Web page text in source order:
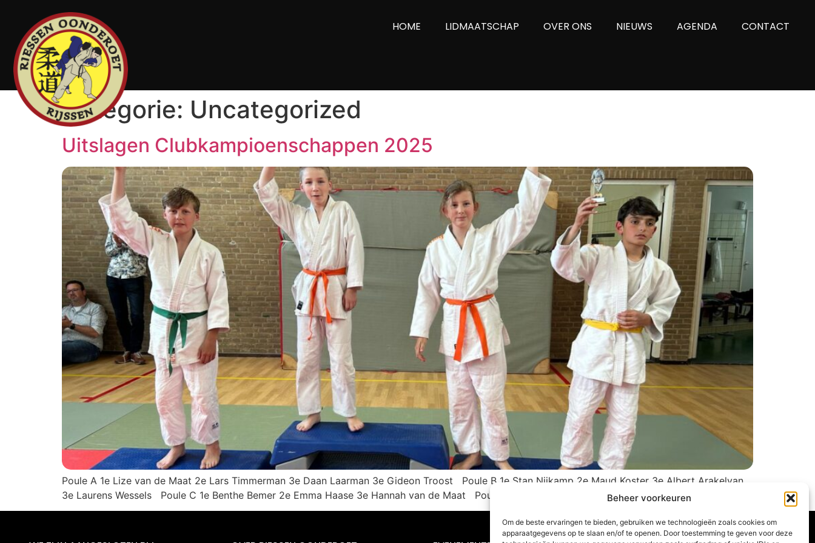
Beheer voorkeuren
Om de beste ervaringen te bieden, gebruiken we technologieën zoals cookies om
apparaatgegevens op te slaan en/of te openen. Door toestemming te geven voor deze
HOME LIDMAATSCHAP OVER ONS NIEUWS AGENDA CONTACT
Categorie: Uncategorized
Uitslagen Clubkampioenschappen 2025
Poule A 1e Lize van de Maat 2e Lars Timmerman 3e Daan Laarman 3e Gideon Troost Poule B 1e Stan Nijkamp 2e Maud Koster 3e Albert Arakelyan
3e Laurens Wessels Poule C 1e Benthe Bemer 2e Emma Haase 3e Hannah van de Maat Poule D 1e Tom Dannenberg 2e Daniel Smelt 3e […]